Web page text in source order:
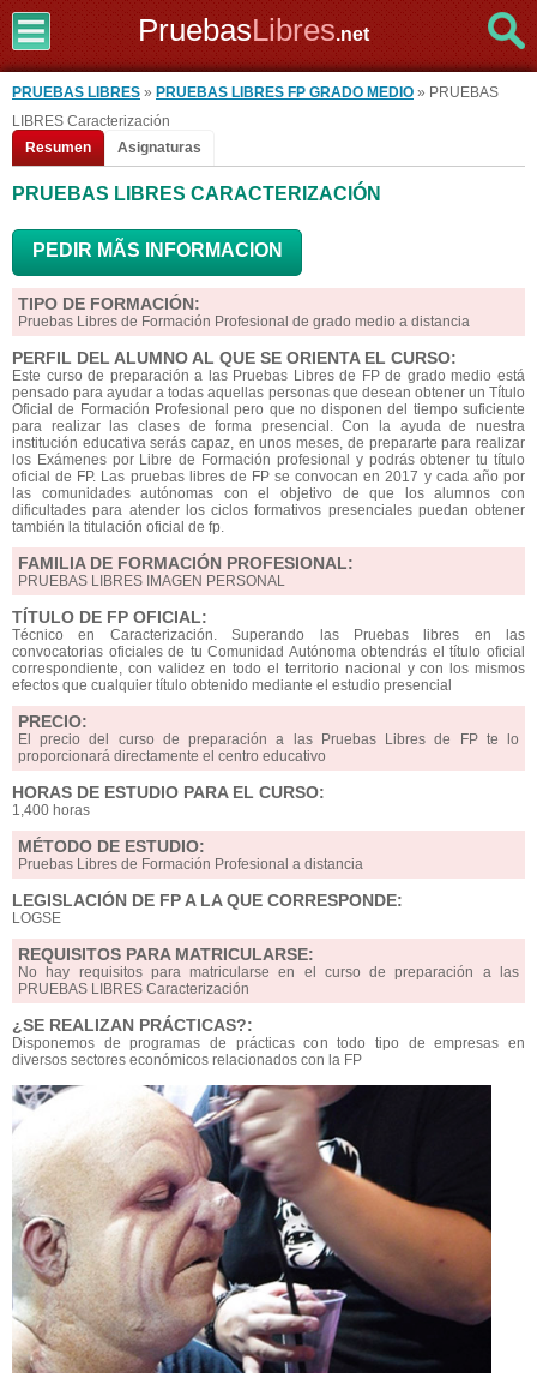
PruebasLibres.net
PRUEBAS LIBRES » PRUEBAS LIBRES FP GRADO MEDIO » PRUEBAS
LIBRES Caracterización
Resumen
Asignaturas
PRUEBAS LIBRES CARACTERIZACIÓN
PEDIR MÃS INFORMACION
TIPO DE FORMACIÓN:
Pruebas Libres de Formación Profesional de grado medio a distancia
PERFIL DEL ALUMNO AL QUE SE ORIENTA EL CURSO:
Este curso de preparación a las Pruebas Libres de FP de grado medio está
pensado para ayudar a todas aquellas personas que desean obtener un Título
Oficial de Formación Profesional pero que no disponen del tiempo suficiente
para realizar las clases de forma presencial. Con la ayuda de nuestra
institución educativa serás capaz, en unos meses, de prepararte para realizar
los Exámenes por Libre de Formación profesional y podrás obtener tu título
oficial de FP. Las pruebas libres de FP se convocan en 2017 y cada año por
las comunidades autónomas con el objetivo de que los alumnos con
dificultades para atender los ciclos formativos presenciales puedan obtener
también la titulación oficial de fp.
FAMILIA DE FORMACIÓN PROFESIONAL:
PRUEBAS LIBRES IMAGEN PERSONAL
TÍTULO DE FP OFICIAL:
Técnico en Caracterización. Superando las Pruebas libres en las
convocatorias oficiales de tu Comunidad Autónoma obtendrás el título oficial
correspondiente, con validez en todo el territorio nacional y con los mismos
efectos que cualquier título obtenido mediante el estudio presencial
PRECIO:
El precio del curso de preparación a las Pruebas Libres de FP te lo
proporcionará directamente el centro educativo
HORAS DE ESTUDIO PARA EL CURSO:
1,400 horas
MÉTODO DE ESTUDIO:
Pruebas Libres de Formación Profesional a distancia
LEGISLACIÓN DE FP A LA QUE CORRESPONDE:
LOGSE
REQUISITOS PARA MATRICULARSE:
No hay requisitos para matricularse en el curso de preparación a las
PRUEBAS LIBRES Caracterización
¿SE REALIZAN PRÁCTICAS?:
Disponemos de programas de prácticas con todo tipo de empresas en
diversos sectores económicos relacionados con la FP